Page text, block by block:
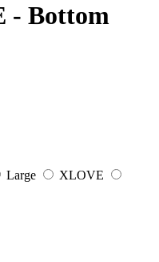
- Bottom
Large
XLOVE